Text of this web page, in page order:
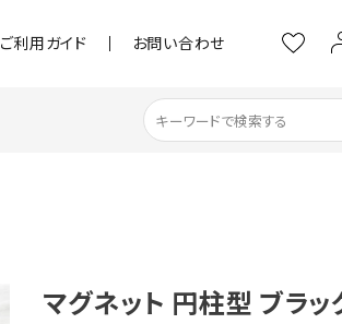
ご利用ガイド お問い合わせ
アクリル用品
マグネット 円柱型 ブラッ